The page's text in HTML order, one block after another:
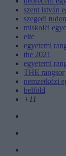
szent istván
szegedi
miskolci
elte
egyetemi
the 2021
egyetemi
THE rangsor
nemzetközi
belföld
+11